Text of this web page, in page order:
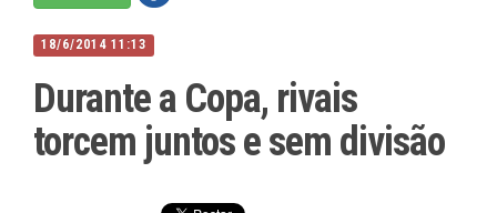
18/6/2014 11:13
Durante a Copa, rivais
torcem juntos e sem divisão